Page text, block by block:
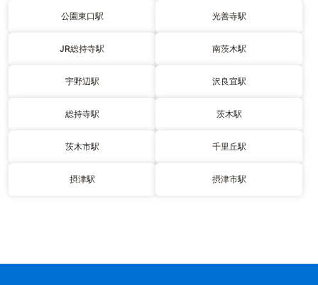
公園東口駅 光善寺駅
JR総持寺駅 南茨木駅
宇野辺駅 沢良宜駅
総持寺駅 茨木駅
茨木市駅 千里丘駅
摂津駅 摂津市駅